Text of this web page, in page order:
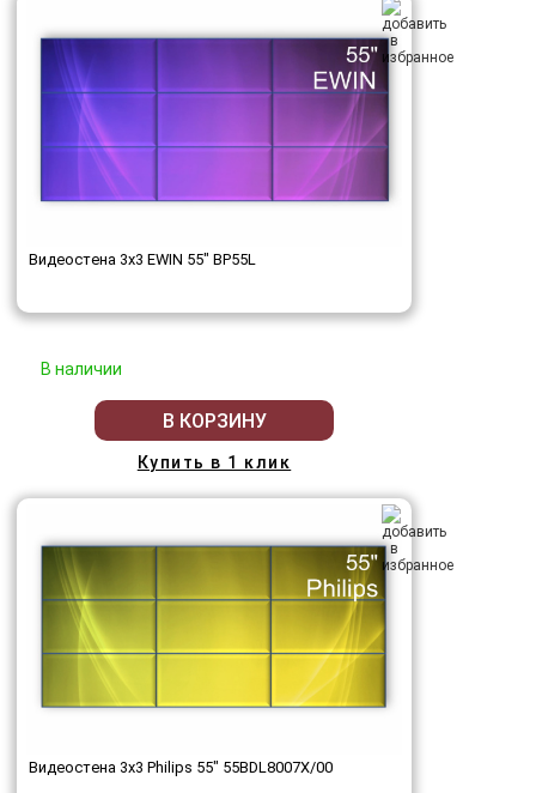
Видеостена 3x3 EWIN 55" BP55L
В наличии
В КОРЗИНУ
Купить в 1 клик
Видеостена 3x3 Philips 55" 55BDL8007X/00